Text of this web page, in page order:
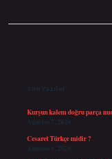
Son Yazılar
Kurşun kalem doğru parça
Ağustos 7, 2026
Cesaret Türkçe midir ?
Ağustos 6, 2026